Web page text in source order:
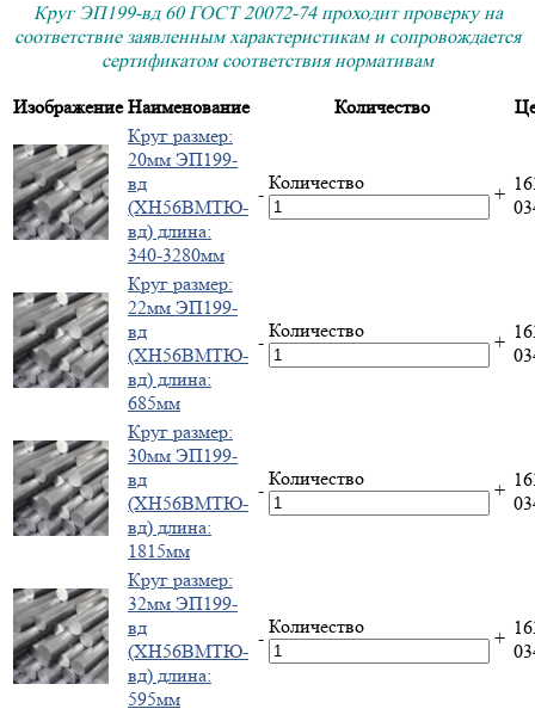
Круг ЭП199-вд 60 ГОСТ 20072-74 проходит проверку на
соответствие заявленным характеристикам и сопровождается
сертификатом соответствия нормативам
Изображение Наименование Количество
Круг размер:
20мм ЭП199-
вд
(ХН56ВМТЮ-
вд) длина:
340-3280мм
-
Количество
+
Круг размер:
22мм ЭП199-
вд
(ХН56ВМТЮ-
вд) длина:
685мм
-
Количество
+
Круг размер:
30мм ЭП199-
вд
(ХН56ВМТЮ-
вд) длина:
1815мм
-
Количество
+
Круг размер:
32мм ЭП199-
вд
(ХН56ВМТЮ-
вд) длина:
595мм
-
Количество
+